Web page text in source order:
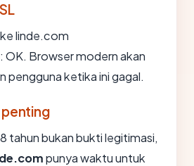
linde.com
OK. Browser modern akan
pengguna ketika ini gagal.
penting
tahun bukan bukti legitimasi,
punya waktu untuk